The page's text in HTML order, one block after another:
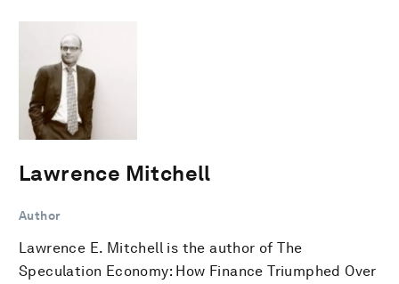
Lawrence Mitchell
Author
Lawrence E. Mitchell is the author of The
Speculation Economy: How Finance Triumphed Over